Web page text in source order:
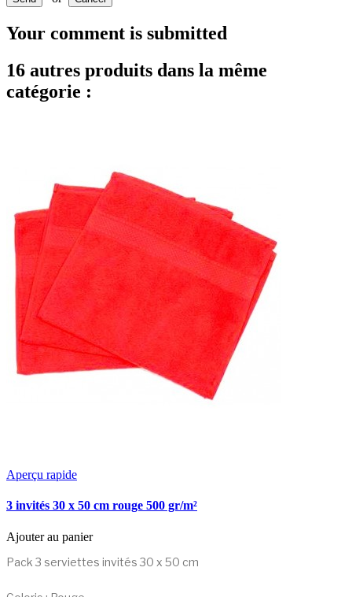
Your comment is submitted
16 autres produits dans la même
catégorie :
Aperçu rapide
3 invités 30 x 50 cm rouge 500 gr/m²
Ajouter au panier
Pack 3 serviettes invités 30 x 50 cm